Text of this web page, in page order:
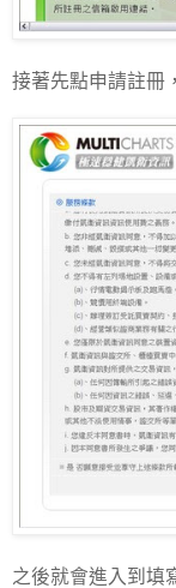
接著先點申請註冊
之後就會進入到填